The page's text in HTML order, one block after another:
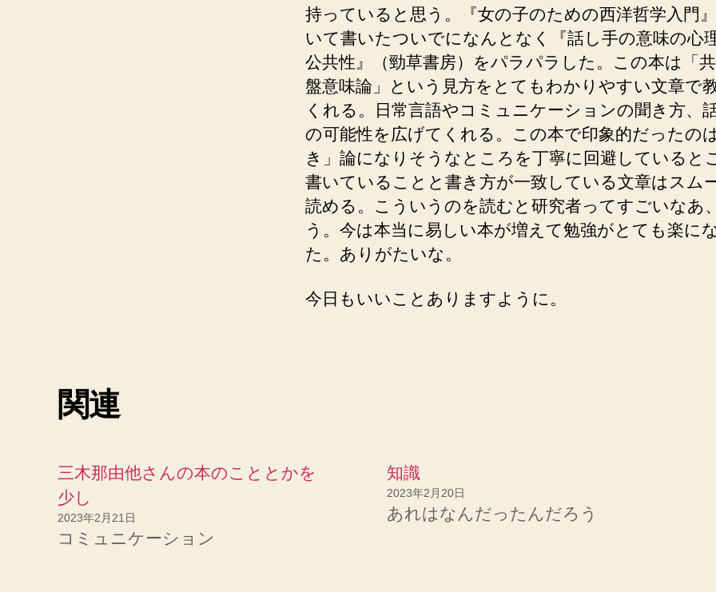
持っていると思う。『女の子のための西洋哲学入門
いて書いたついでになんとなく『話し手の意味の心
公共性』（勁草書房）をパラパラした。この本は「
盤意味論」という見方をとてもわかりやすい文章で
くれる。日常言語やコミュニケーションの聞き方、
の可能性を広げてくれる。この本で印象的だったの
き」論になりそうなところを丁寧に回避していると
書いていることと書き方が一致している文章はスム
読める。こういうのを読むと研究者ってすごいなあ
う。今は本当に易しい本が増えて勉強がとても楽に
た。ありがたいな。
今日もいいことありますように。
関連
三木那由他さんの本のこととかを
少し
2023年2月21日
コミュニケーション
知識
2023年2月20日
あれはなんだったんだろう